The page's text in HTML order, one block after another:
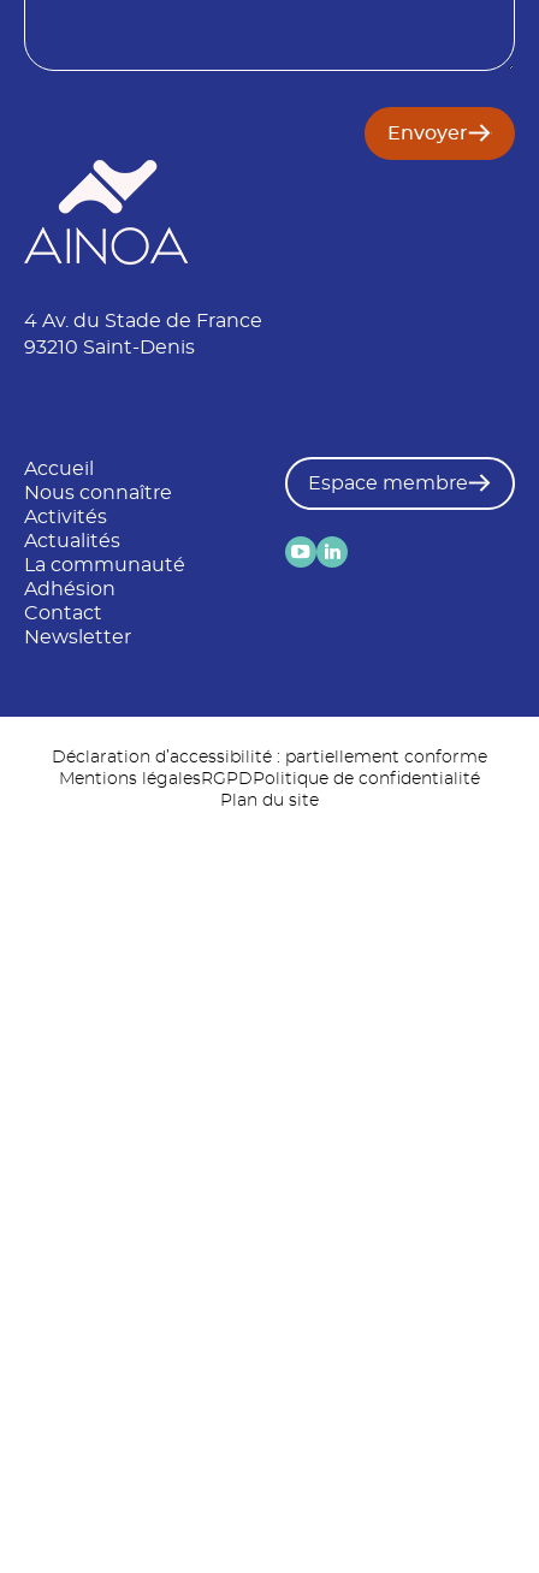
n
Envoyer
4 Av. du Stade de France
93210 Saint-Denis
Accueil
Nous connaître
Activités
Actualités
La communauté
Adhésion
Contact
Newsletter
Espace membre
Déclaration d’accessibilité : partiellement conforme
Mentions légalesRGPD Politique de confidentialité
Plan du site